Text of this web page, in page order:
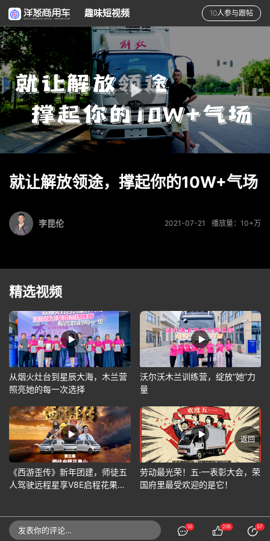
趣味短视频 10人参与跟帖
就让解放领途，撑起你的10W+气场
播放量：10+万
2021-07-21
李昆伦
精选视频
从烟火灶台到星辰大海，木兰营
照亮她的每一次选择
沃尔沃木兰训练营，绽放“她”力
量
《西游歪传》新年团建，师徒五
人驾驶远程星享V8E启程花果
劳动最光荣！五·一表彰大会，荣
国府里最受欢迎的是它！
发表你的评论… 10 205 57
返回